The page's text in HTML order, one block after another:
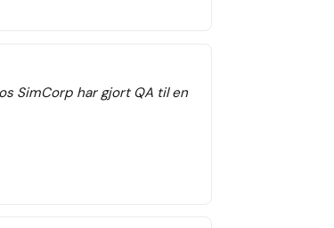
SimCorp har gjort QA til en